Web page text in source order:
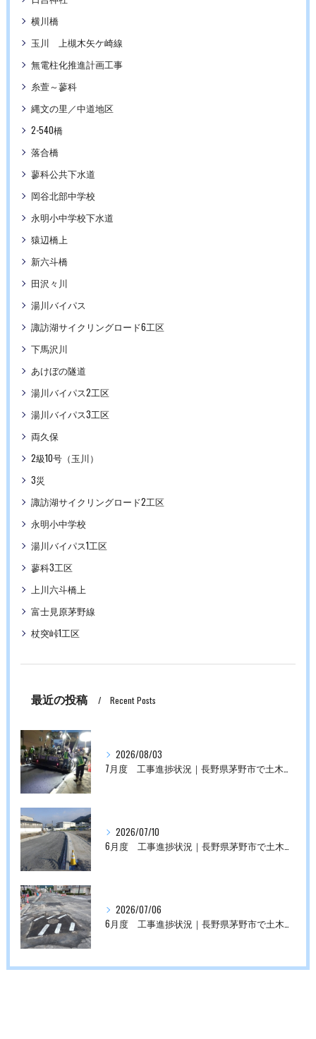
横川橋
玉川 上槻木矢ケ崎線
無電柱化推進計画工事
糸萱～蓼科
縄文の里／中道地区
2-540橋
落合橋
蓼科公共下水道
岡谷北部中学校
永明小中学校下水道
猿辺橋上
新六斗橋
田沢々川
湯川バイパス
諏訪湖サイクリングロード6工区
下馬沢川
あけぼの隧道
湯川バイパス2工区
湯川バイパス3工区
両久保
2級10号（玉川）
3災
諏訪湖サイクリングロード2工区
永明小中学校
湯川バイパス1工区
蓼科3工区
上川六斗橋上
富士見原茅野線
杖突峠1工区
最近の投稿 Recent Posts
2026/08/03
2026/07/10
2026/07/06